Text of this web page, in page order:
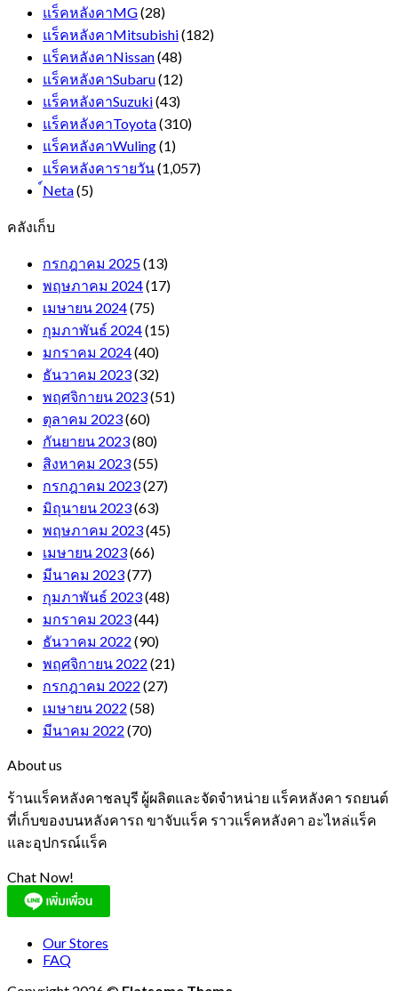
แร็คหลังคาMG(28)
แร็คหลังคาMitsubishi(182)
แร็คหลังคาNissan(48)
แร็คหลังคาSubaru(12)
แร็คหลังคาSuzuki(43)
แร็คหลังคาToyota(310)
แร็คหลังคาWuling(1)
แร็คหลังคารายวัน(1,057)
์Neta(5)
คลังเก็บ
กรกฎาคม 2025(13)
พฤษภาคม 2024(17)
เมษายน 2024(75)
กุมภาพันธ์ 2024(15)
มกราคม 2024(40)
ธันวาคม 2023(32)
พฤศจิกายน 2023(51)
ตุลาคม 2023(60)
กันยายน 2023(80)
สิงหาคม 2023(55)
กรกฎาคม 2023(27)
มิถุนายน 2023(63)
พฤษภาคม 2023(45)
เมษายน 2023(66)
มีนาคม 2023(77)
กุมภาพันธ์ 2023(48)
มกราคม 2023(44)
ธันวาคม 2022 (90)
พฤศจิกายน 2022 (21)
กรกฎาคม 2022 (27)
เมษายน 2022 (58)
มีนาคม 2022 (70)
About us
ร้านแร็คหลังคาชลบุรี ผู้ผลิตและจัดจำหน่าย แร็คหลังคา รถยนต์
ที่เก็บของบนหลังคารถ ขาจับแร็ค ราวแร็คหลังคา อะไหล่แร็ค
และอุปกรณ์แร็ค
Chat Now!
Our Stores
FAQ